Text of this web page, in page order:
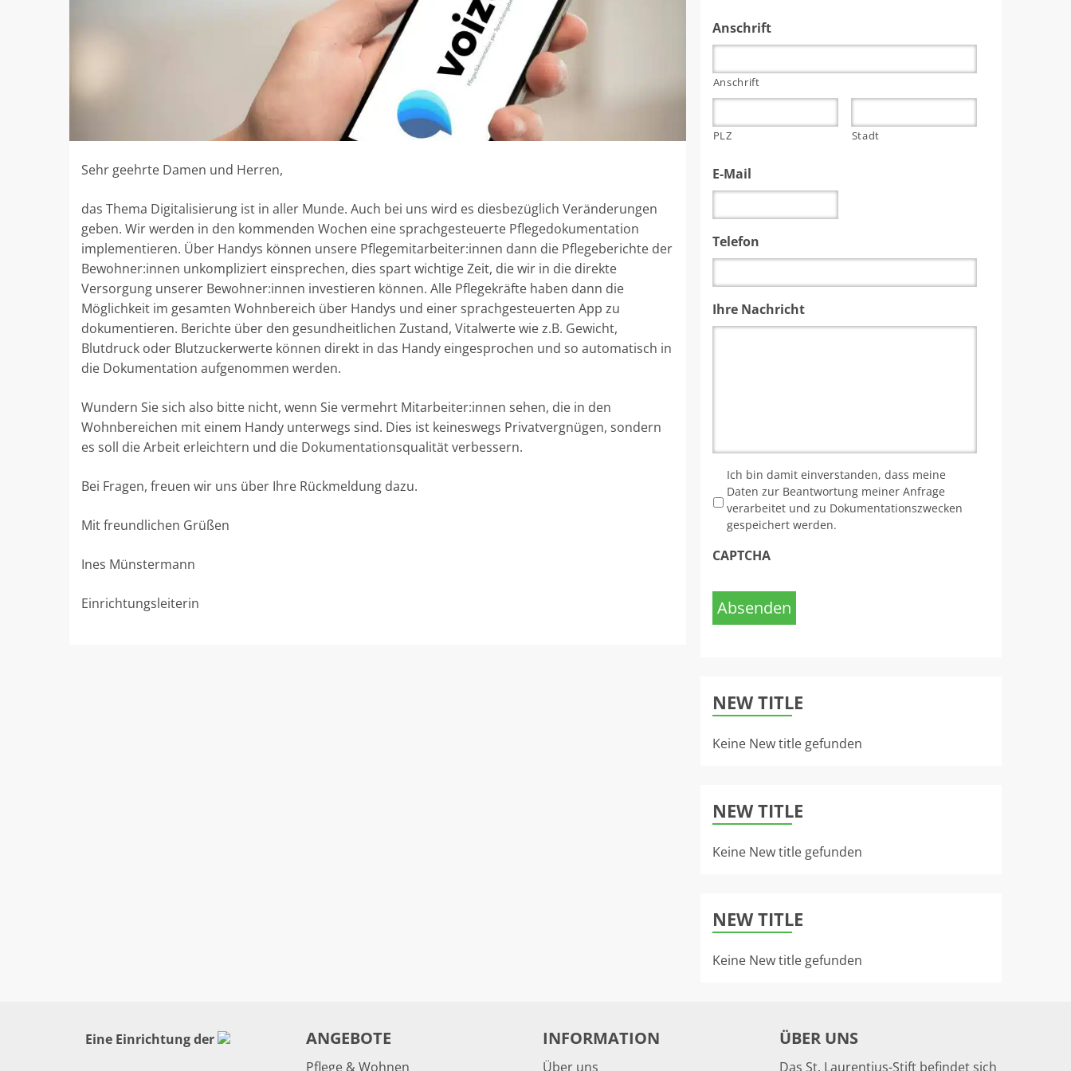
Sehr geehrte Damen und Herren,
das Thema Digitalisierung ist in aller Munde. Auch bei uns wird es diesbezüglich Veränderungen
geben. Wir werden in den kommenden Wochen eine sprachgesteuerte Pflegedokumentation
implementieren. Über Handys können unsere Pflegemitarbeiter:innen dann die Pflegeberichte der
Bewohner:innen unkompliziert einsprechen, dies spart wichtige Zeit, die wir in die direkte
Versorgung unserer Bewohner:innen investieren können. Alle Pflegekräfte haben dann die
Möglichkeit im gesamten Wohnbereich über Handys und einer sprachgesteuerten App zu
dokumentieren. Berichte über den gesundheitlichen Zustand, Vitalwerte wie z.B. Gewicht,
Blutdruck oder Blutzuckerwerte können direkt in das Handy eingesprochen und so automatisch in
die Dokumentation aufgenommen werden.
Wundern Sie sich also bitte nicht, wenn Sie vermehrt Mitarbeiter:innen sehen, die in den
Wohnbereichen mit einem Handy unterwegs sind. Dies ist keineswegs Privatvergnügen, sondern
es soll die Arbeit erleichtern und die Dokumentationsqualität verbessern.
Bei Fragen, freuen wir uns über Ihre Rückmeldung dazu.
Mit freundlichen Grüßen
Ines Münstermann
Einrichtungsleiterin
Anschrift
Anschrift
PLZ Stadt
E-Mail
Telefon
Ihre Nachricht
Ich bin damit einverstanden, dass meine
Daten zur Beantwortung meiner Anfrage
verarbeitet und zu Dokumentationszwecken
gespeichert werden.
CAPTCHA
Absenden
NEW TITLE
Keine New title gefunden
NEW TITLE
Keine New title gefunden
NEW TITLE
Keine New title gefunden
Eine Einrichtung der ANGEBOTE
Pflege & Wohnen
INFORMATION
Über uns
ÜBER UNS
Das St. Laurentius-Stift befindet sich